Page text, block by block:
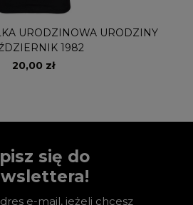
URODZINOWA URODZINY
1982
20,00 zł
się do
e-mail, jeżeli chcesz